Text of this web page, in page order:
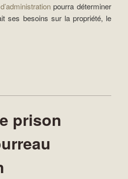
pourra déterminer
ses besoins sur la propriété, le
prison